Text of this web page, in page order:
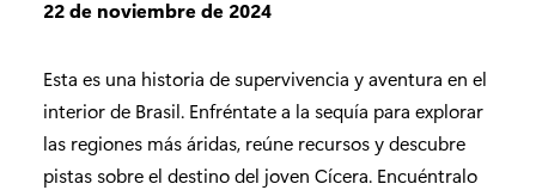
22 de noviembre de 2024
Esta es una historia de supervivencia y aventura en el
interior de Brasil. Enfréntate a la sequía para explorar
las regiones más áridas, reúne recursos y descubre
pistas sobre el destino del joven Cícera. Encuéntralo